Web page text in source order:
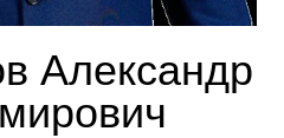
Александр